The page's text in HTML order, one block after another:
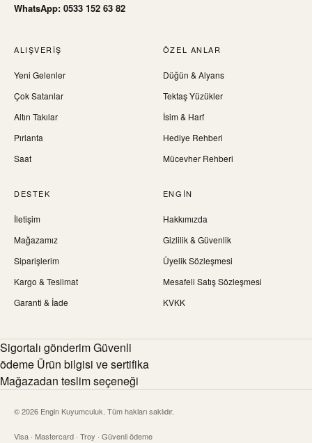
WhatsApp: 0533 152 63 82
ALIŞVERIŞ
Yeni Gelenler
Çok Satanlar
Altın Takılar
Pırlanta
Saat
ÖZEL ANLAR
Düğün & Alyans
Tektaş Yüzükler
İsim & Harf
Hediye Rehberi
Mücevher Rehberi
DESTEK
İletişim
Mağazamız
Siparişlerim
Kargo & Teslimat
Garanti & İade
ENGIN
Hakkımızda
Gizlilik & Güvenlik
Üyelik Sözleşmesi
Mesafeli Satış Sözleşmesi
KVKK
Sigortalı gönderim Güvenli
ödeme Ürün bilgisi ve sertifika
Mağazadan teslim seçeneği
© 2026 Engin Kuyumculuk. Tüm hakları saklıdır.
Visa · Mastercard · Troy · Güvenli ödeme